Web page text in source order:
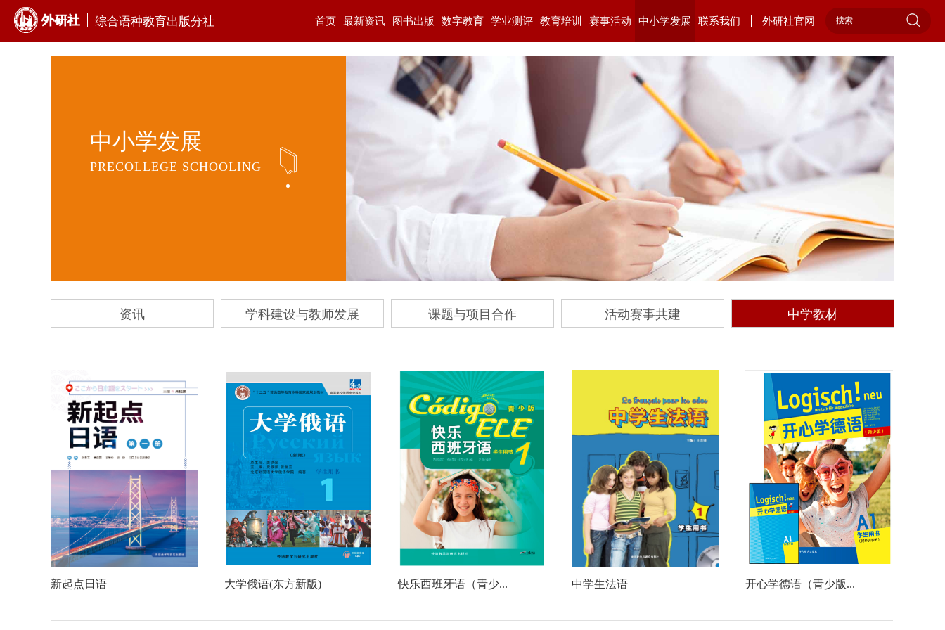
综合语种教育出版分社 首页 最新资讯 图书出版 数字教育 学业测评 教育培训 赛事活动 中小学发展 联系我们 外研社官网
中小学发展
PRECOLLEGE SCHOOLING
资讯 学科建设与教师发展 课题与项目合作 活动赛事共建 中学教材
新起点日语 大学俄语(东方新版) 快乐西班牙语（青少... 中学生法语 开心学德语（青少版...